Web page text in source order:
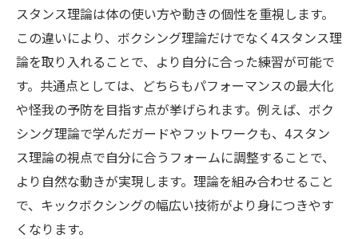
スタンス理論は体の使い方や動きの個性を重視します。
この違いにより、ボクシング理論だけでなく4スタンス理
論を取り入れることで、より自分に合った練習が可能で
す。共通点としては、どちらもパフォーマンスの最大化
や怪我の予防を目指す点が挙げられます。例えば、ボク
シング理論で学んだガードやフットワークも、4スタン
ス理論の視点で自分に合うフォームに調整することで、
より自然な動きが実現します。理論を組み合わせること
で、キックボクシングの幅広い技術がより身につきやす
くなります。